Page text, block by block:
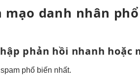
danh nhân phổ
phản hồi nhanh hoặc
phổ biến nhất.